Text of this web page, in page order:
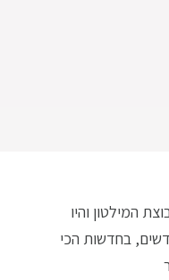
המילטון והיו
בחדשות הכי